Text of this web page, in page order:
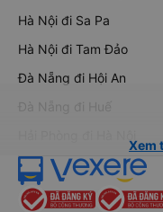
Hà Nội đi Sa Pa
Hà Nội đi Tam Đảo
Đà Nẵng đi Hội An
Đà Nẵng đi Huế
Xem